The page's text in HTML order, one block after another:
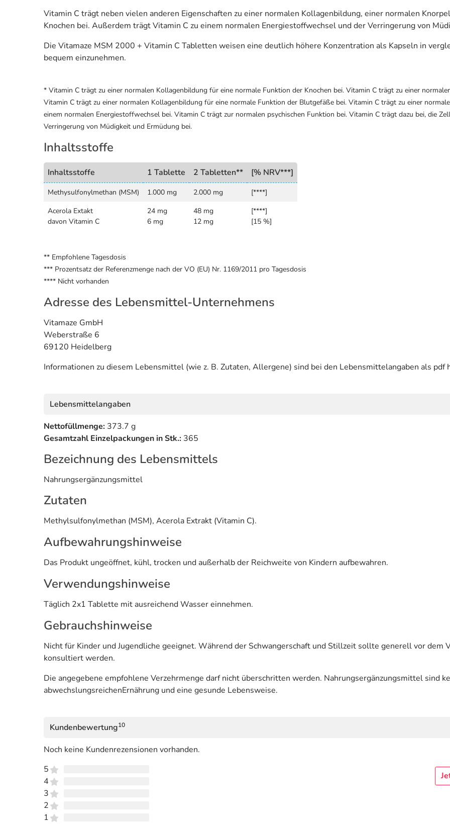
Vitamin C trägt neben vielen anderen Eigenschaften zu einer normalen Kollagenbildung, einer normalen
Knochen bei. Außerdem trägt Vitamin C zu einem normalen Energiestoffwechsel und der Verringerung von
Die Vitamaze MSM 2000 + Vitamin C Tabletten weisen eine deutlich höhere Konzentration als Kapseln in
bequem einzunehmen.
* Vitamin C trägt zu einer normalen Kollagenbildung für eine normale Funktion der Knochen bei. Vitamin C trägt zu einer
Vitamin C trägt zu einer normalen Kollagenbildung für eine normale Funktion der Blutgefäße bei. Vitamin C trägt zu einer
einem normalen Energiestoffwechsel bei. Vitamin C trägt zur normalen psychischen Funktion bei. Vitamin C trägt dazu bei, die
Verringerung von Müdigkeit und Ermüdung bei.
Inhaltsstoffe
Inhaltsstoffe 1 Tablette 2 Tabletten** [% NRV***]
Methysulfonylmethan (MSM) 1.000 mg 2.000 mg
[****]
Acerola Extakt
davon Vitamin C
24 mg
6 mg
48 mg
12 mg
[****]
[15 %]
** Empfohlene Tagesdosis
*** Prozentsatz der Referenzmenge nach der VO (EU) Nr. 1169/2011 pro Tagesdosis
**** Nicht vorhanden
Adresse des Lebensmittel-Unternehmens
Vitamaze GmbH
Weberstraße 6
69120 Heidelberg
Informationen zu diesem Lebensmittel (wie z. B. Zutaten, Allergene) sind bei den Lebensmittelangaben als pdf
Lebensmittelangaben
Nettofüllmenge: 373.7 g
Gesamtzahl Einzelpackungen in Stk.: 365
Bezeichnung des Lebensmittels
Nahrungsergänzungsmittel
Zutaten
Methylsulfonylmethan (MSM), Acerola Extrakt (Vitamin C).
Aufbewahrungshinweise
Das Produkt ungeöffnet, kühl, trocken und außerhalb der Reichweite von Kindern aufbewahren.
Verwendungshinweise
Täglich 2x1 Tablette mit ausreichend Wasser einnehmen.
Gebrauchshinweise
Nicht für Kinder und Jugendliche geeignet. Während der Schwangerschaft und Stillzeit sollte generell vor dem
konsultiert werden.
Die angegebene empfohlene Verzehrmenge darf nicht überschritten werden. Nahrungsergänzungsmittel sind
abwechslungsreichenErnährung und eine gesunde Lebensweise.
Kundenbewertung10
Noch keine Kundenrezensionen vorhanden.
5
4
3
2
1